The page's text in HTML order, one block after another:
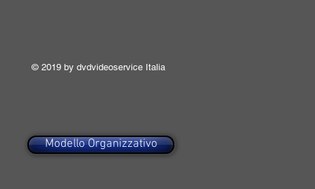
© 2019 by dvdvideoservice Italia
Modello Organizzativo